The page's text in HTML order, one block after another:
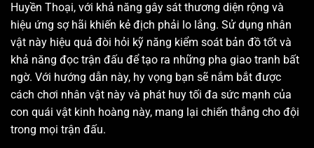
Huyền Thoại, với khả năng gây sát thương diện rộng và
hiệu ứng sợ hãi khiến kẻ địch phải lo lắng. Sử dụng nhân
vật này hiệu quả đòi hỏi kỹ năng kiểm soát bản đồ tốt và
khả năng đọc trận đấu để tạo ra những pha giao tranh bất
ngờ. Với hướng dẫn này, hy vọng bạn sẽ nắm bắt được
cách chơi nhân vật này và phát huy tối đa sức mạnh của
con quái vật kinh hoàng này, mang lại chiến thắng cho đội
trong mọi trận đấu.